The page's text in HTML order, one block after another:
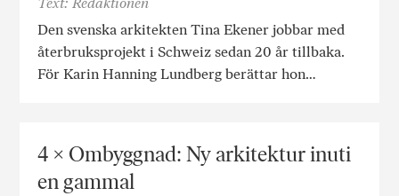
Den svenska arkitekten Tina Ekener jobbar med
återbruksprojekt i Schweiz sedan 20 år tillbaka.
För Karin Hanning Lundberg berättar hon…
4 × Ombyggnad: Ny arkitektur inuti
en gammal